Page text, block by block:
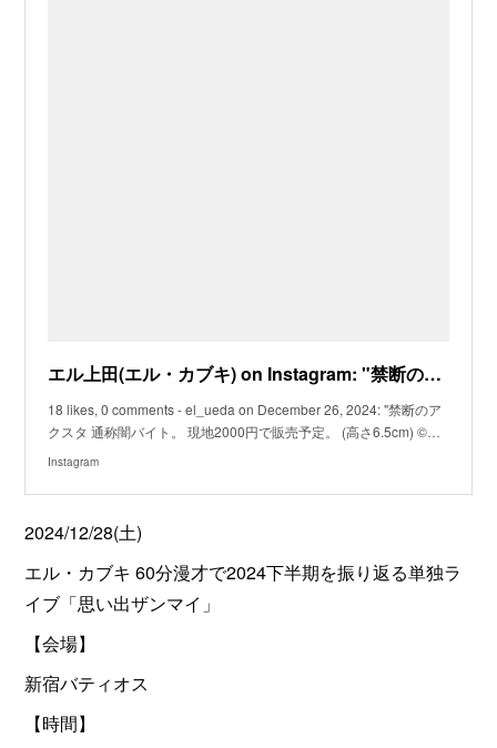
エル上田(エル・カブキ) on Instagram: "禁断のアクスタ 通称闇バイト。 現地2000円で販売予定。 (高さ6.5cm) ©A-POP 【注意】 インフル等の感染拡大につき、 体調に不
18 likes, 0 comments - el_ueda on December 26, 2024: "禁断のア
クスタ 通称闇バイト。 現地2000円で販売予定。 (高さ6.5cm) ©…
Instagram
2024/12/28(土)
エル・カブキ 60分漫才で2024下半期を振り返る単独ラ
イブ「思い出ザンマイ」
【会場】
新宿バティオス
【時間】